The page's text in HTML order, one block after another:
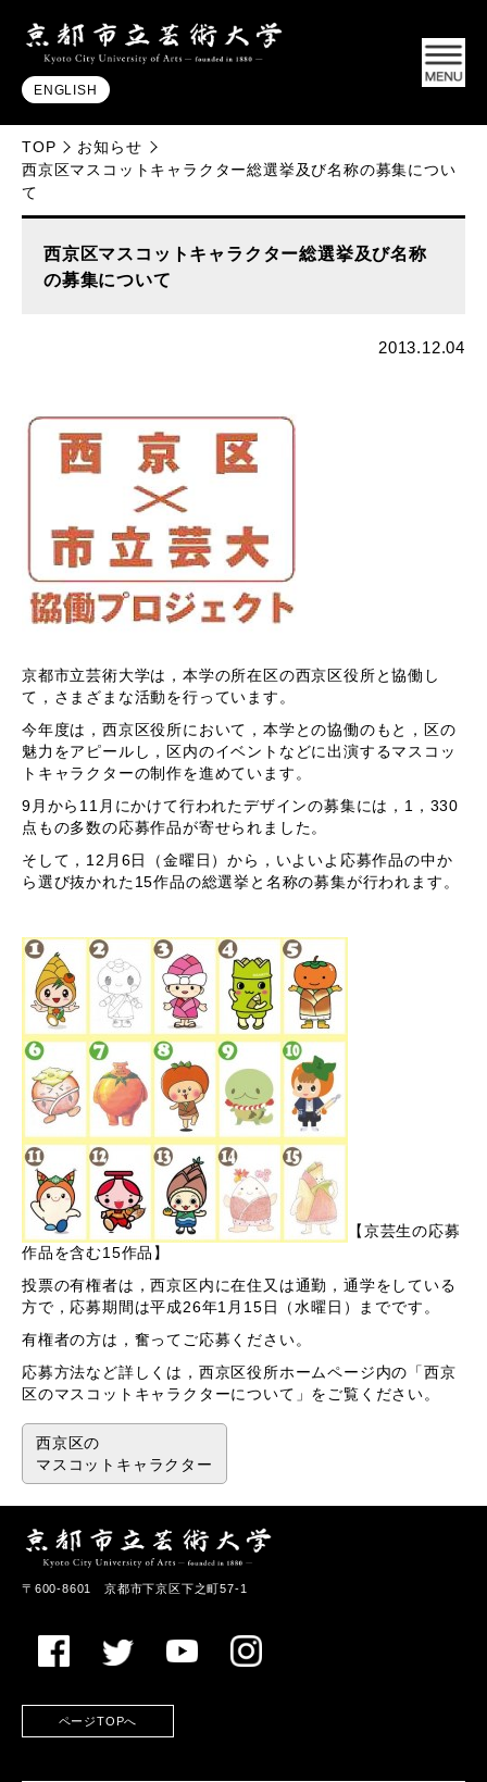
ENGLISH
TOP
お知らせ
西京区マスコットキャラクター総選挙及び名称の募集につい
て
西京区マスコットキャラクター総選挙及び名称
の募集について
2013.12.04
京都市立芸術大学は，本学の所在区の西京区役所と協働し
て，さまざまな活動を行っています。
今年度は，西京区役所において，本学との協働のもと，区の
魅力をアピールし，区内のイベントなどに出演するマスコッ
トキャラクターの制作を進めています。
9月から11月にかけて行われたデザインの募集には，1，330
点もの多数の応募作品が寄せられました。
そして，12月6日（金曜日）から，いよいよ応募作品の中か
ら選び抜かれた15作品の総選挙と名称の募集が行われます。
【京芸生の応募
作品を含む15作品】
投票の有権者は，西京区内に在住又は通勤，通学をしている
方で，応募期間は平成26年1月15日（水曜日）までです。
有権者の方は，奮ってご応募ください。
応募方法など詳しくは，西京区役所ホームページ内の「西京
区のマスコットキャラクターについて」をご覧ください。
西京区の
マスコットキャラクター
〒600-8601 京都市下京区下之町57-1
ページTOPへ